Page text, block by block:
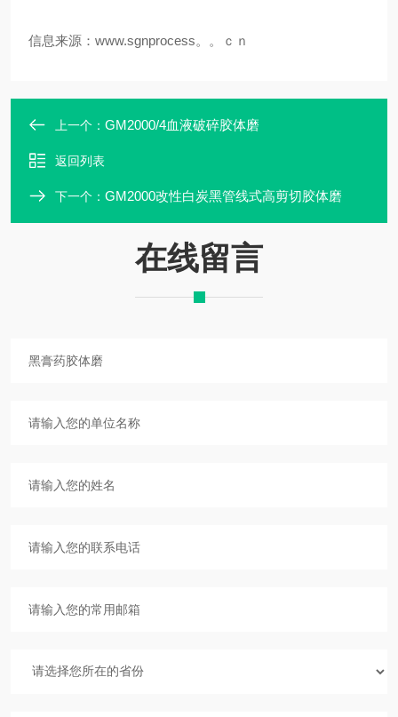
信息来源：www.sgnprocess。。ｃｎ
上一个： GM2000/4血液破碎胶体磨
返回列表
下一个： GM2000改性白炭黑管线式高剪切胶体磨
在线留言